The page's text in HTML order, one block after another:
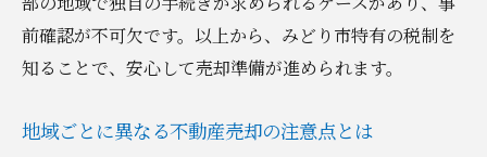
一覧
申告内容の間違いを防ぐポイントを紹介
税務署での手続き方法と申告書の提出方法
電子申告を活用した効率的な申告方法
前確認が不可欠です。以上から、みどり市特有の税制を
知ることで、安心して売却準備が進められます。
地域ごとに異なる不動産売却の注意点とは